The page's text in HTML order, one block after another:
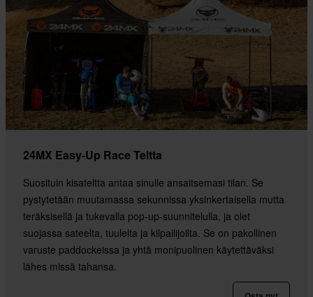
24MX Easy-Up Race Teltta
Suosituin kisateltta antaa sinulle ansaitsemasi tilan. Se
pystytetään muutamassa sekunnissa yksinkertaisella mutta
teräksisellä ja tukevalla pop-up-suunnitelulla, ja olet
suojassa sateelta, tuulelta ja kilpailijoilta. Se on pakollinen
varuste paddockeissa ja yhtä monipuolinen käytettäväksi
lähes missä tahansa.